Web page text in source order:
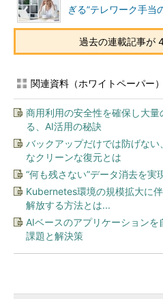
ぎる”テレワーク手当
過去の連載記事が
関連資料（ホワイトペーパー）
商用利用の安全性を確保し大
る、AI活用の秘訣
バックアップだけでは防げな
なクリーンな復元とは
“何も残さない”データ消去を
Kubernetes環境の規模拡大に
解放する方法とは...
AIベースのアプリケーションを
課題と解決策